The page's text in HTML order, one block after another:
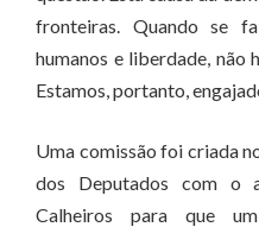
fronteiras. Quando se
humanos e liberdade, não
Estamos, portanto,
Uma comissão foi criada
dos Deputados com o
Calheiros para que